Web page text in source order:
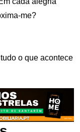
me?
o que acontece